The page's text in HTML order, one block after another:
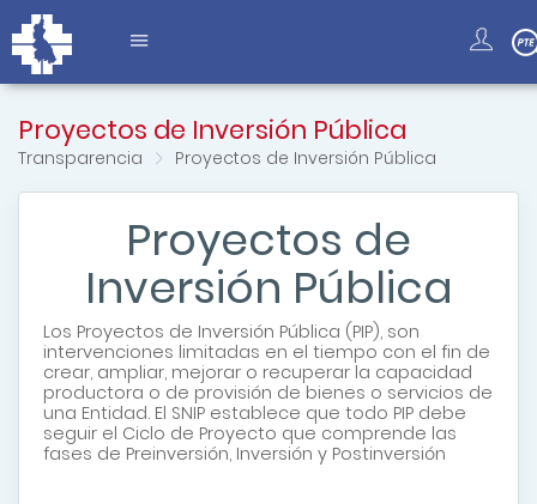
Proyectos de Inversión Pública
Transparencia Proyectos de Inversión Pública
Proyectos de
Inversión Pública
Los Proyectos de Inversión Pública (PIP), son
intervenciones limitadas en el tiempo con el fin de
crear, ampliar, mejorar o recuperar la capacidad
productora o de provisión de bienes o servicios de
una Entidad. El SNIP establece que todo PIP debe
seguir el Ciclo de Proyecto que comprende las
fases de Preinversión, Inversión y Postinversión